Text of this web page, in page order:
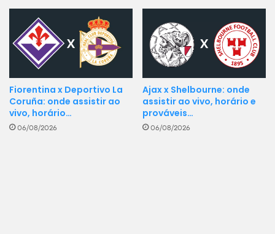
Fiorentina x Deportivo La
Coruña: onde assistir ao
vivo, horário…
06/08/2026
Ajax x Shelbourne: onde
assistir ao vivo, horário e
prováveis…
06/08/2026